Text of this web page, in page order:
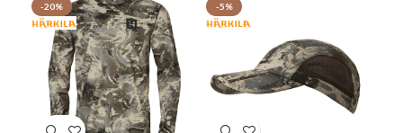
-20% -5%